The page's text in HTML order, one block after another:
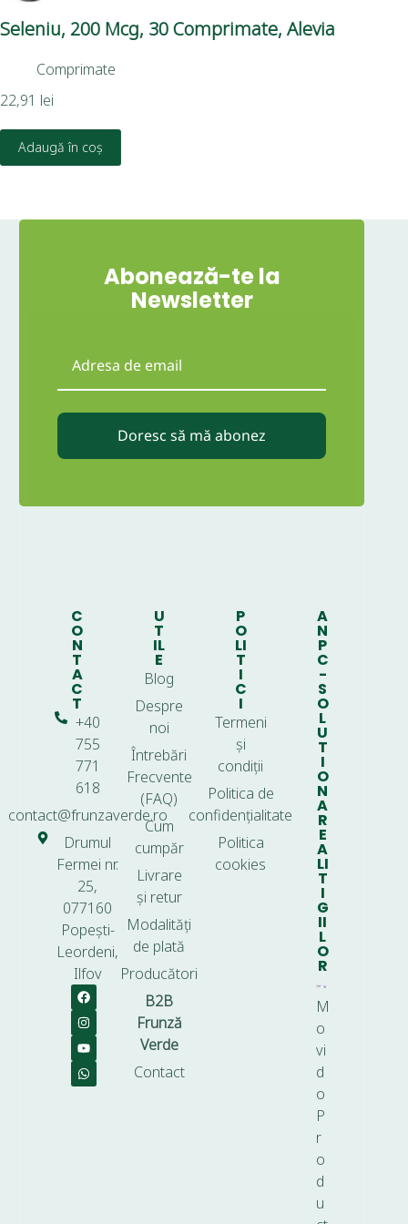
Seleniu, 200 Mcg, 30 Comprimate, Alevia
Comprimate
22,91 lei
Adaugă în coș
Abonează-te la
Newsletter
Doresc să mă abonez
C
O
N
T
A
C
T
+40
755
771
618
contact@frunzaverde.ro
Drumul
Fermei nr.
25,
077160
Popești-
Leordeni,
Ilfov
U
T
IL
E
Blog
Despre
noi
Întrebări
Frecvente
(FAQ)
Cum
cumpăr
Livrare
și retur
Modalități
de plată
Producători
B2B
Frunză
Verde
Contact
P
O
LI
T
I
C
I
Termeni
și
condiții
Politica de
confidențialitate
Politica
cookies
A
N
P
C
-
S
O
L
U
T
I
O
N
A
R
E
A
LI
T
I
G
II
L
O
R
M
o
vi
d
o
P
r
o
d
u